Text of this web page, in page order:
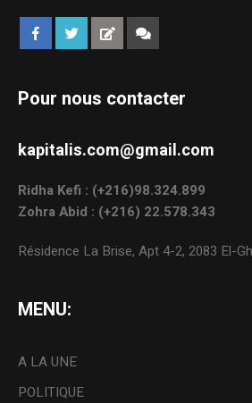
Pour nous contacter
kapitalis.com@gmail.com
Ridha Kefi : (+216)98.324.899
Zohra Abid : (+216) 22.578.343
Résidence La Brise, Apt 4-2, 2083 El-
MENU:
A LA UNE
POLITIQUE